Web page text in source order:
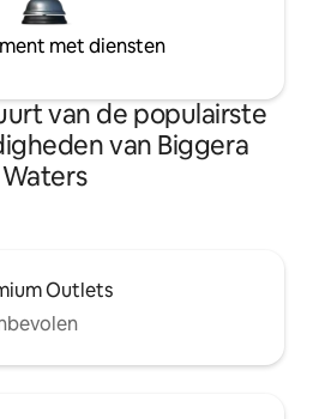
met diensten
van de populairste
van Biggera
Waters
Outlets